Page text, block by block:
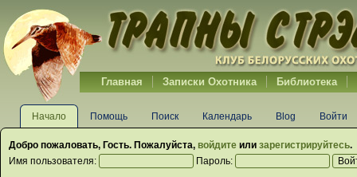
Главная Записки Охотника Библиотека
Начало Помощь Поиск Календарь Blog Войти
Добро пожаловать, Гость. Пожалуйста, войдите или зарегистрируйтесь.
Имя пользователя:
Пароль: